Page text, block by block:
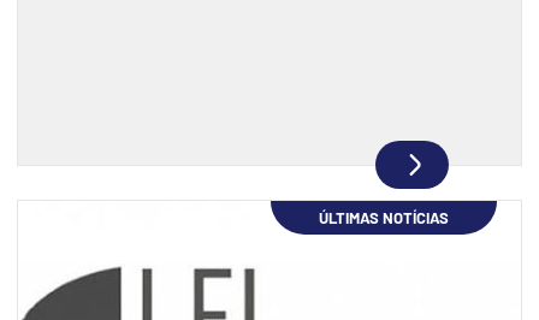
ÚLTIMAS NOTÍCIAS